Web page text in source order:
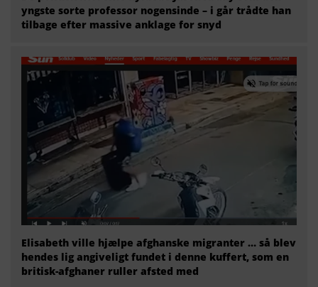
yngste sorte professor nogensinde – i går trådte han
tilbage efter massive anklage for snyd
Elisabeth ville hjælpe afghanske migranter … så blev
hendes lig angiveligt fundet i denne kuffert, som en
britisk-afghaner ruller afsted med